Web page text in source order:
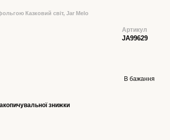
Казковий світ, Jar Melo
Артикул
JA99629
В бажання
знижки